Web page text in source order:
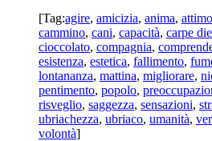
[Tag:agire, amicizia, anima, attimo
cammino, cani, capacità, carpe
cioccolato, compagnia,
esistenza, estetica, fallimento,
lontananza, mattina, migliorare,
pentimento, popolo,
risveglio, saggezza, sensazioni,
ubriachezza, ubriaco, umanità,
volontà]